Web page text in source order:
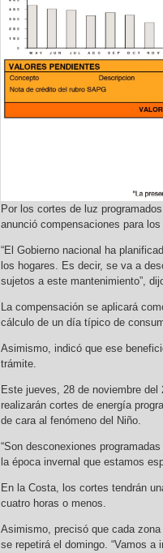
Por los cortes de luz
anunció compensaciones para
“El Gobierno nacional ha
los hogares. Es decir, se va a
sujetos a este mantenimiento”,
La compensación se aplicará
cálculo de un día típico de
Asimismo, indicó que ese
trámite.
Este jueves, 28 de noviembre
realizarán cortes de energía
de cara al fenómeno del Niño.
“Son desconexiones
la época invernal que estamos
En la Costa, los cortes tendrán
cuatro horas o menos.
Asimismo, precisó que cada
se repetirá el domingo. “Vamos